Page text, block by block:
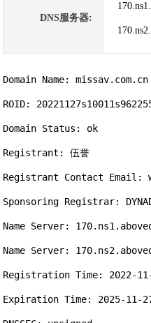
DNS服务器:
Domain Name: missav.com.cn
ROID:
Domain Status: ok
Registrant: 伍誉
Registrant Contact Email:
Sponsoring Registrar:
Name Server:
Name Server:
Registration Time: 2022-
Expiration Time: 2025-11-